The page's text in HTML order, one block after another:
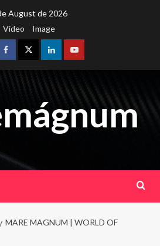
August de 2026
Video
Image
FacebookTwitterLinkedinYoutube
MARE MAGNUM | WORLD OF